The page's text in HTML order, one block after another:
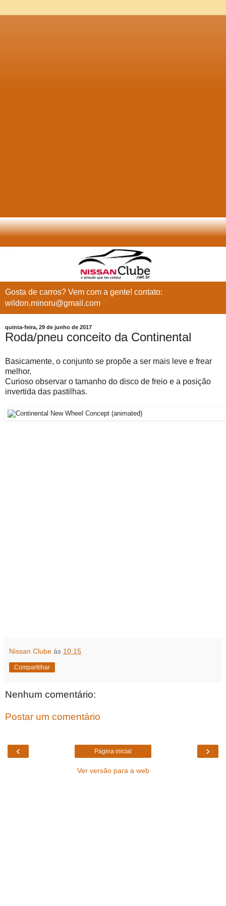
Gosta de carros? Vem com a gente! contato:
wildon.minoru@gmail.com
quinta-feira, 29 de junho de 2017
Roda/pneu conceito da Continental
Basicamente, o conjunto se propõe a ser mais leve e frear
melhor.
Curioso observar o tamanho do disco de freio e a posição
invertida das pastilhas.
Nissan Clube às 10:15
Compartilhar
Nenhum comentário:
Postar um comentário
‹ ›
Página inicial
Ver versão para a web